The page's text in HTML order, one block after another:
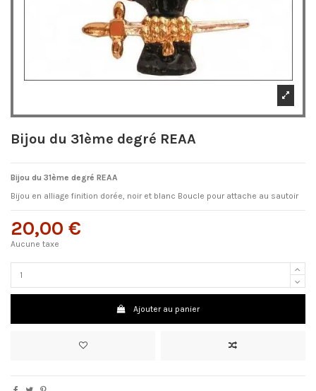
Bijou du 31ème degré REAA
Bijou du 31ème degré REAA
Bijou en alliage finition dorée, noir et blanc Boucle pour attache au sautoir
20,00 €
Aucune taxe
Ajouter au panier